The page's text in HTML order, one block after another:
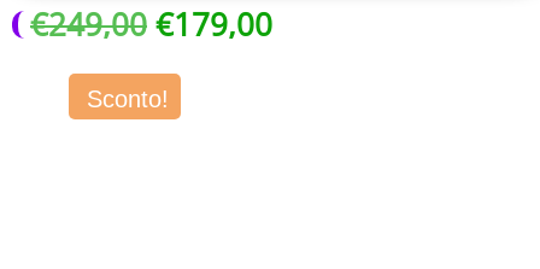
€249,00Il
prezzo
originale
era:
€249,00.
€179,00Il
Sconto!